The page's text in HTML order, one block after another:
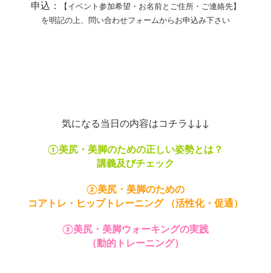
申込：
【イベント参加希望・お名前とご住所・ご連絡先】
を明記の上、問い合わせフォームからお申込み下さい
気になる当日の内容はコチラ↓↓↓
①美尻・美脚のための正しい姿勢とは？
講義及びチェック
②美尻・美脚のための
コアトレ・ヒップトレーニング （活性化・促通）
③美尻・美脚ウォーキングの実践
（動的トレーニング）